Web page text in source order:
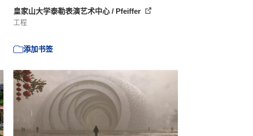
皇家山大学泰勒表演艺术中心 / Pfeiffer
工程
添加书签